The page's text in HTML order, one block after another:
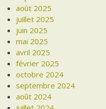
août 2025
juillet 2025
juin 2025
mai 2025
avril 2025
février 2025
octobre 2024
septembre 2024
août 2024